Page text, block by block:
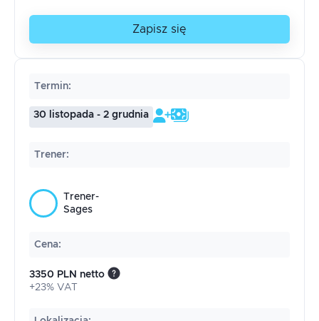
Zapisz się
Termin:
30 listopada - 2 grudnia
Trener:
Trener-
Sages
Cena:
3350 PLN netto
+23% VAT